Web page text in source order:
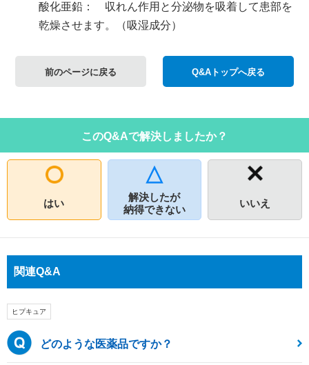
酸化亜鉛： 収れん作用と分泌物を吸着して患部を
乾燥させます。（吸湿成分）
前のページに戻る Q&Aトップへ戻る
このQ&Aで解決しましたか？
はい
解決したが
納得できない
いいえ
関連Q&A
ヒプキュア
どのような医薬品ですか？